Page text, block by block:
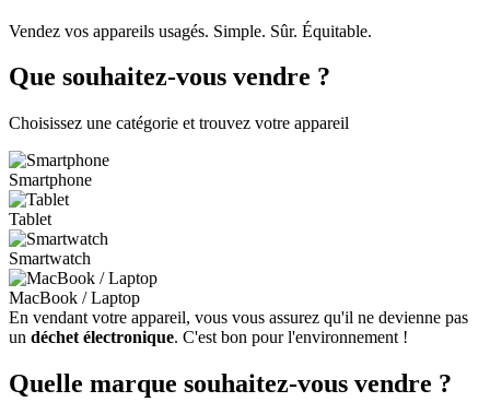
Vendez vos appareils usagés. Simple. Sûr. Équitable.
Que souhaitez-vous vendre ?
Choisissez une catégorie et trouvez votre appareil
Smartphone
Tablet
Smartwatch
MacBook / Laptop
En vendant votre appareil, vous vous assurez qu'il ne devienne pas
un déchet électronique. C'est bon pour l'environnement !
Quelle marque souhaitez-vous vendre ?